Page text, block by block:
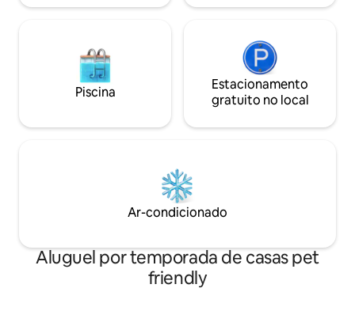
Piscina
Estacionamento
gratuito no local
Ar-condicionado
Aluguel por temporada de casas pet
friendly